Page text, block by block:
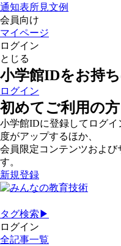
通知表所見文例
会員向け
マイページ
ログイン
とじる
小学館IDをお持
ログイン
初めてご利用の方
小学館IDに登録してログ
度がアップするほか、
会員限定コンテンツおよび
す。
新規登録
タグ検索▶
ログイン
全記事一覧